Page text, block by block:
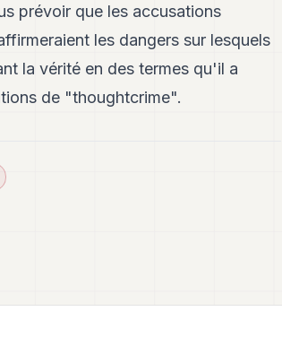
prévoir que les accusations
les dangers sur lesquels
la vérité en des termes qu'il a
de "thoughtcrime".